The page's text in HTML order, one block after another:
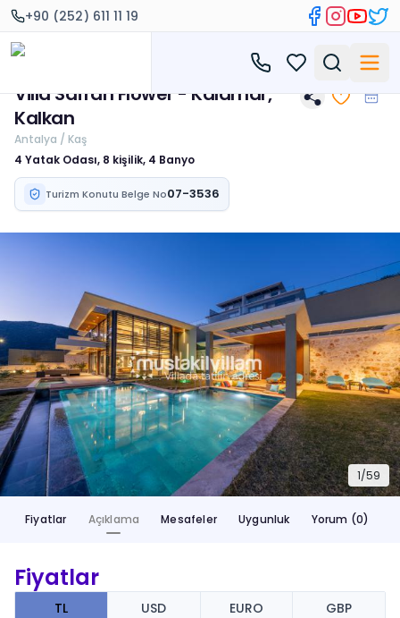
+90 (252) 611 11 19
Villa Safran Flower - Kalamar,
Kalkan
Antalya / Kaş
4 Yatak Odası, 8 kişilik, 4 Banyo
Turizm Konutu Belge No07-3536
1/59
Fiyatlar Açıklama Mesafeler Uygunluk Yorum (0)
Fiyatlar
TL USD EURO
GBP